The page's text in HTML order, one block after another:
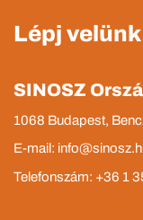
Lépj
SINOSZ
1068 Budapest,
E-mail:
Telefonszám: +36 1